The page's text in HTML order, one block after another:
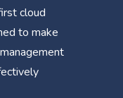
cloud
to make